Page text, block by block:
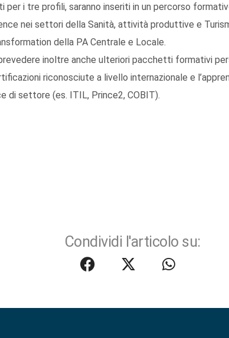
per i tre profili, saranno inseriti in un percorso
nei settori della Sanità, attività produttive e
della PA Centrale e Locale.
inoltre anche ulteriori pacchetti formativi
riconosciute a livello internazionale e
di settore (es. ITIL, Prince2, COBIT).
Condividi l'articolo su: